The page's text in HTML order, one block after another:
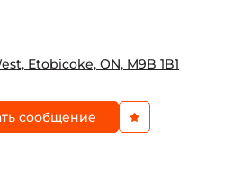
Etobicoke, ON, M9B 1B1
сообщение